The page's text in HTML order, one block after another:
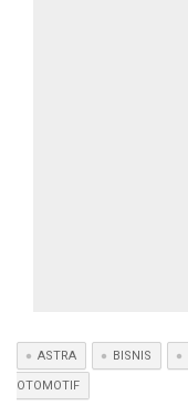
ASTRA BISNIS
OTOMOTIF